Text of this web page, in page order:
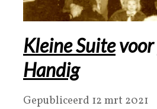
Kleine Suitevoor
Handig
Gepubliceerd 12 mrt 2021